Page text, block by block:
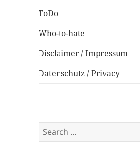
ToDo
Who-to-hate
Disclaimer / Impressum
Datenschutz / Privacy
Search
for: